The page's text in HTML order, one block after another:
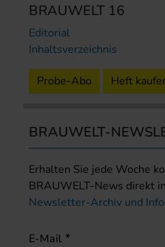
BRAUWELT 16
Editorial
Inhaltsverzeichnis
Probe-Abo Heft
BRAUWELT-
Erhalten Sie jede Woche
BRAUWELT-News direkt
Newsletter-Archiv und
E-Mail